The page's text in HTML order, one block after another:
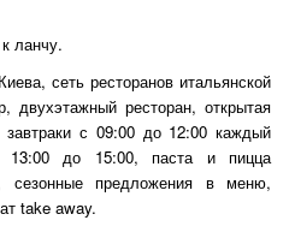
ланчу.
сеть ресторанов итальянской
двухэтажный ресторан, открытая
с 09:00 до 12:00 каждый
до 15:00, паста и пицца
сезонные предложения в меню,
take away.